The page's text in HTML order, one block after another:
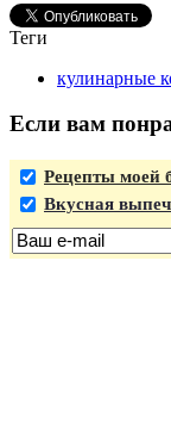
Теги
кулинарные
Если вам
Рецепты моей
Вкусная